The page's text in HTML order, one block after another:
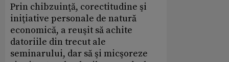
Prin chibzuinţă, corectitudine şi
iniţiative personale de natură
economică, a reuşit să achite
datoriile din trecut ale
seminarului, dar să şi micşoreze